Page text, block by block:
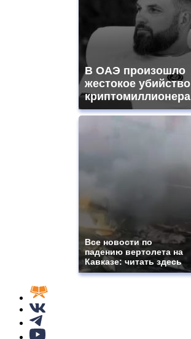
В ОАЭ произошло
жестокое убийство
криптомиллионера
Все новости по
падению вертолета на
Кавказе: читать здесь